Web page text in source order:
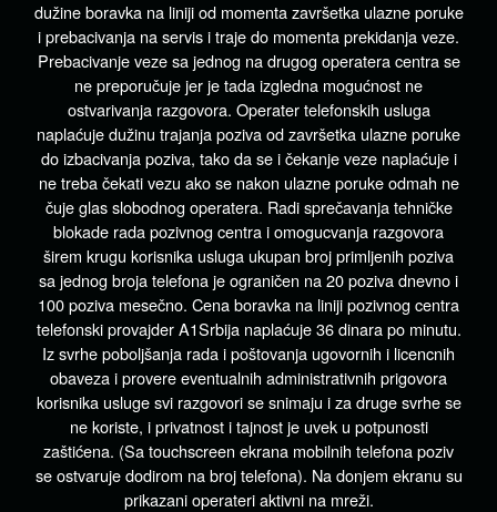
dužine boravka na liniji od momenta završetka ulazne poruke
i prebacivanja na servis i traje do momenta prekidanja veze.
Prebacivanje veze sa jednog na drugog operatera centra se
ne preporučuje jer je tada izgledna mogućnost ne
ostvarivanja razgovora. Operater telefonskih usluga
naplaćuje dužinu trajanja poziva od završetka ulazne poruke
do izbacivanja poziva, tako da se i čekanje veze naplaćuje i
ne treba čekati vezu ako se nakon ulazne poruke odmah ne
čuje glas slobodnog operatera. Radi sprečavanja tehničke
blokade rada pozivnog centra i omogucvanja razgovora
širem krugu korisnika usluga ukupan broj primljenih poziva
sa jednog broja telefona je ograničen na 20 poziva dnevno i
100 poziva mesečno. Cena boravka na liniji pozivnog centra
telefonski provajder A1Srbija naplaćuje 36 dinara po minutu.
Iz svrhe poboljšanja rada i poštovanja ugovornih i licencnih
obaveza i provere eventualnih administrativnih prigovora
korisnika usluge svi razgovori se snimaju i za druge svrhe se
ne koriste, i privatnost i tajnost je uvek u potpunosti
zaštićena. (Sa touchscreen ekrana mobilnih telefona poziv
se ostvaruje dodirom na broj telefona). Na donjem ekranu su
prikazani operateri aktivni na mreži.